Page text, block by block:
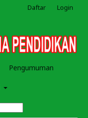
Pengumuman
Daftar Login